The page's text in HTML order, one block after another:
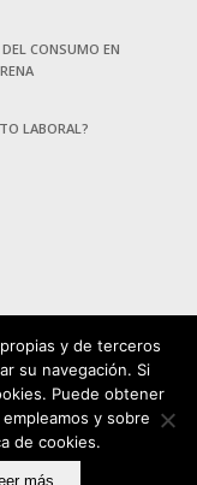
CONSUMO EN
LABORAL?
y de terceros
su navegación. Si
Puede obtener
y sobre
de cookies.
más